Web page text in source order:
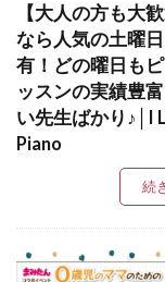
【大人の方も大
なら人気の土曜
有！どの曜日も
ッスンの実績豊
い先生ばかり♪│I
Piano
続